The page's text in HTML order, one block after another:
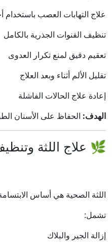
علاج التهابات العصب باستخدام
تنظيف القنوات الجذرية بالكامل
تعقيم دقيق لمنع تكرار العدوى
تقليل الألم أثناء وبعد العلاج
إعادة علاج الحالات الفاشلة
الهدف: الحفاظ على الأسنان
🌿 علاج اللثة
اللثة الصحية هي أساس
تشمل:
إزالة الجير والبلاك